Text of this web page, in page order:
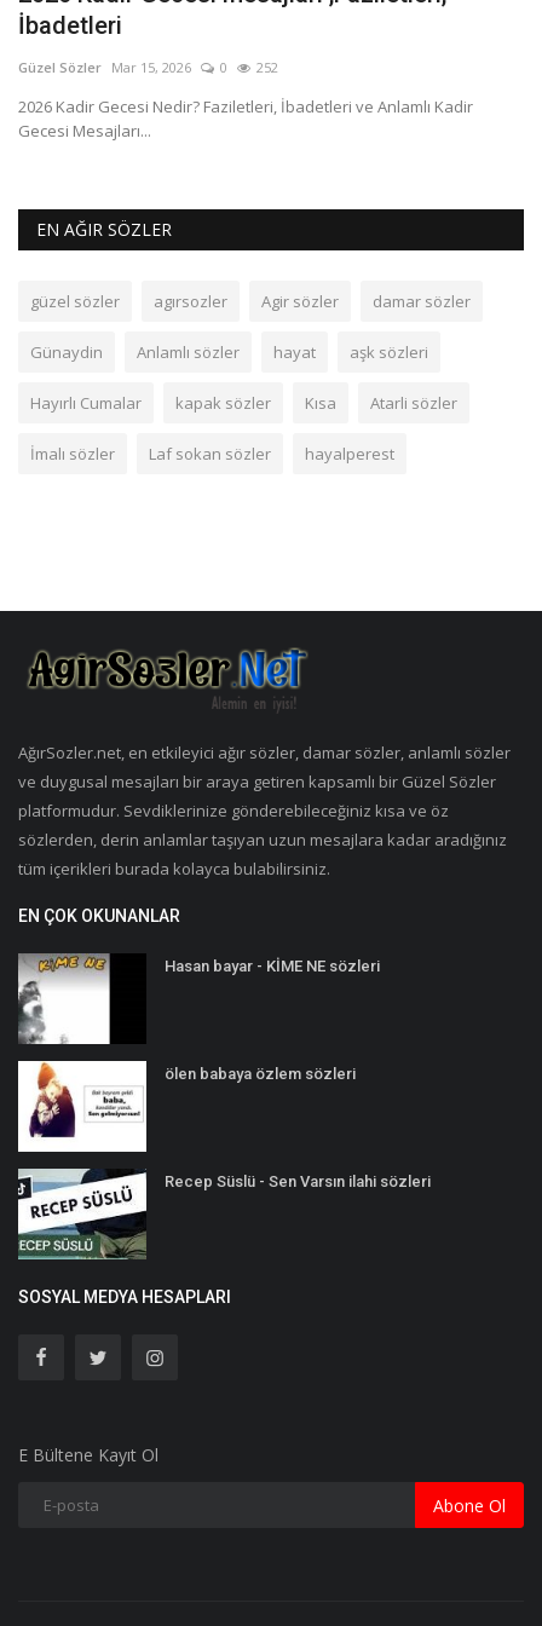
İbadetleri
Güzel Sözler Mar 15, 2026 0 252
2026 Kadir Gecesi Nedir? Faziletleri, İbadetleri ve Anlamlı Kadir
Gecesi Mesajları...
EN AĞIR SÖZLER
güzel sözler agırsozler Agir sözler damar sözler
Günaydin Anlamlı sözler hayat aşk sözleri
Hayırlı Cumalar kapak sözler Kısa Atarli sözler
İmalı sözler Laf sokan sözler hayalperest
AğırSozler.net, en etkileyici ağır sözler, damar sözler, anlamlı sözler
ve duygusal mesajları bir araya getiren kapsamlı bir Güzel Sözler
platformudur. Sevdiklerinize gönderebileceğiniz kısa ve öz
sözlerden, derin anlamlar taşıyan uzun mesajlara kadar aradığınız
tüm içerikleri burada kolayca bulabilirsiniz.
EN ÇOK OKUNANLAR
Hasan bayar - KİME NE sözleri
ölen babaya özlem sözleri
Recep Süslü - Sen Varsın ilahi sözleri
SOSYAL MEDYA HESAPLARI
E Bültene Kayıt Ol
Abone Ol